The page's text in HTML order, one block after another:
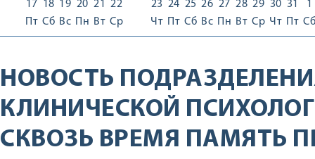
17
Пт
18
Сб
19
Вс
20
Пн
21
Вт
22
Ср
23
Чт
24
Пт
25
Сб
26
Вс
27
Пн
28
Вт
29
Ср
30
Чт
31
Пт
1
Сб
НОВОСТЬ
КЛИНИЧЕСКОЙ
СКВОЗЬ ВРЕМЯ ПАМЯТЬ